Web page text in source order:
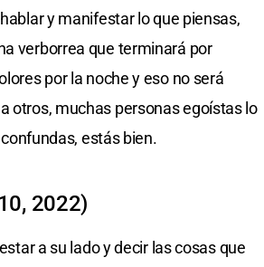
y manifestar lo que piensas,
verborrea que terminará por
por la noche y eso no será
otros, muchas personas egoístas lo
estás bien.
2022)
a su lado y decir las cosas que